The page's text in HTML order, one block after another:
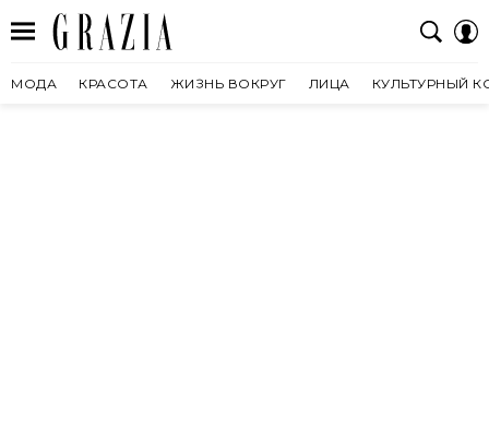
МОДА КРАСОТА ЖИЗНЬ ВОКРУГ ЛИЦА КУЛЬТУРНЫЙ